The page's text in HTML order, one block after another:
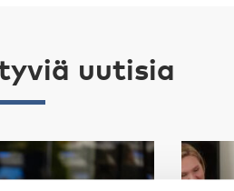
uutisia